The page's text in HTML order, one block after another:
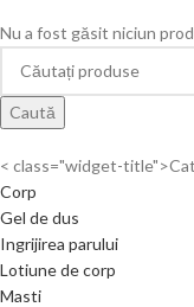
Nu a fost găsit niciun
Caută
< class="widget-
Corp
Gel de dus
Ingrijirea parului
Lotiune de corp
Masti